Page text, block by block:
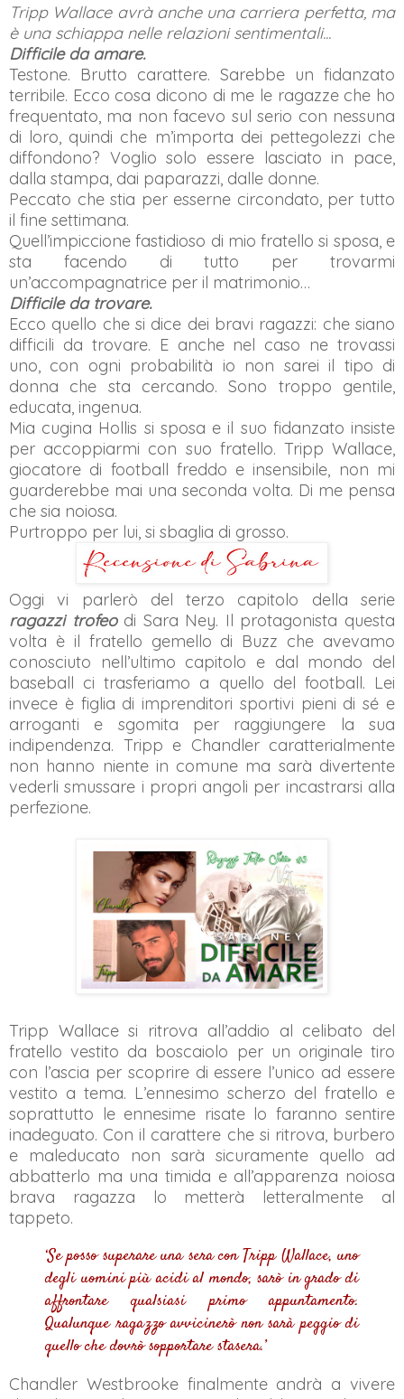
Tripp Wallace avrà anche una carriera perfetta, ma
è una schiappa nelle relazioni sentimentali...
Difficile da amare.
Testone. Brutto carattere. Sarebbe un fidanzato
terribile. Ecco cosa dicono di me le ragazze che ho
frequentato, ma non facevo sul serio con nessuna
di loro, quindi che m’importa dei pettegolezzi che
diffondono? Voglio solo essere lasciato in pace,
dalla stampa, dai paparazzi, dalle donne.
Peccato che stia per esserne circondato, per tutto
il fine settimana.
Quell’impiccione fastidioso di mio fratello si sposa, e
sta facendo di tutto per trovarmi
un’accompagnatrice per il matrimonio…
Difficile da trovare.
Ecco quello che si dice dei bravi ragazzi: che siano
difficili da trovare. E anche nel caso ne trovassi
uno, con ogni probabilità io non sarei il tipo di
donna che sta cercando. Sono troppo gentile,
educata, ingenua.
Mia cugina Hollis si sposa e il suo fidanzato insiste
per accoppiarmi con suo fratello. Tripp Wallace,
giocatore di football freddo e insensibile, non mi
guarderebbe mai una seconda volta. Di me pensa
che sia noiosa.
Purtroppo per lui, si sbaglia di grosso.
Oggi vi parlerò del terzo capitolo della serie
ragazzi trofeo di Sara Ney. Il protagonista questa
volta è il fratello gemello di Buzz che avevamo
conosciuto nell’ultimo capitolo e dal mondo del
baseball ci trasferiamo a quello del football. Lei
invece è figlia di imprenditori sportivi pieni di sé e
arroganti e sgomita per raggiungere la sua
indipendenza. Tripp e Chandler caratterialmente
non hanno niente in comune ma sarà divertente
vederli smussare i propri angoli per incastrarsi alla
perfezione.
Tripp Wallace si ritrova all’addio al celibato del
fratello vestito da boscaiolo per un originale tiro
con l’ascia per scoprire di essere l’unico ad essere
vestito a tema. L’ennesimo scherzo del fratello e
soprattutto le ennesime risate lo faranno sentire
inadeguato. Con il carattere che si ritrova, burbero
e maleducato non sarà sicuramente quello ad
abbatterlo ma una timida e all’apparenza noiosa
brava ragazza lo metterà letteralmente al
tappeto.
‘Se posso superare una sera con Tripp Wallace, uno
degli uomini più acidi al mondo, sarò in grado di
affrontare qualsiasi primo appuntamento.
Qualunque ragazzo avvicinerò non sarà peggio di
quello che dovrò sopportare stasera.’
Chandler Westbrooke finalmente andrà a vivere